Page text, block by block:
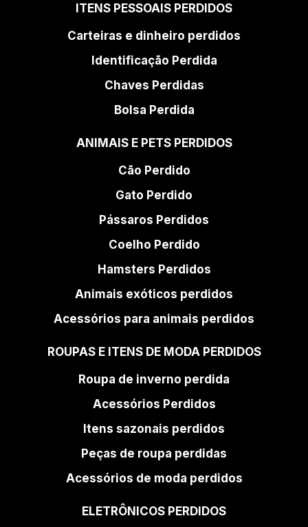
ITENS PESSOAIS PERDIDOS
Carteiras e dinheiro perdidos
Identificação Perdida
Chaves Perdidas
Bolsa Perdida
ANIMAIS E PETS PERDIDOS
Cão Perdido
Gato Perdido
Pássaros Perdidos
Coelho Perdido
Hamsters Perdidos
Animais exóticos perdidos
Acessórios para animais perdidos
ROUPAS E ITENS DE MODA PERDIDOS
Roupa de inverno perdida
Acessórios Perdidos
Itens sazonais perdidos
Peças de roupa perdidas
Acessórios de moda perdidos
ELETRÔNICOS PERDIDOS